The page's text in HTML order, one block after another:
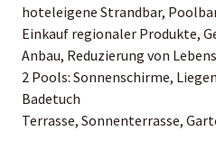
hoteleigene Strandbar,
Einkauf regionaler Produkte,
Anbau, Reduzierung von
2 Pools: Sonnenschirme,
Badetuch
Terrasse, Sonnenterrasse,